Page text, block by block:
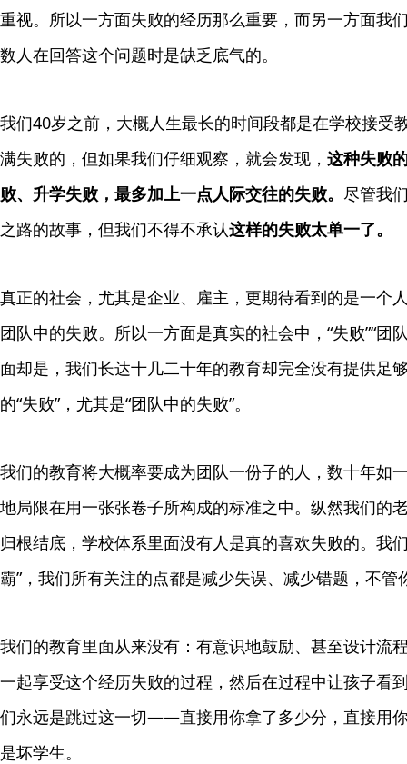
重视。所以一方面失败的经历那么重要，而另一方面我
数人在回答这个问题时是缺乏底气的。
我们40岁之前，大概人生最长的时间段都是在学校接受
满失败的，但如果我们仔细观察，就会发现， 这种失败
败、升学失败，最多加上一点人际交往的失败。 尽管我
之路的故事，但我们不得不承认这样的失败太单一了。
真正的社会，尤其是企业、雇主，更期待看到的是一个
团队中的失败。所以一方面是真实的社会中，“失败”“团
面却是，我们长达十几二十年的教育却完全没有提供足
的“失败”，尤其是“团队中的失败”。
我们的教育将大概率要成为团队一份子的人，数十年如
地局限在用一张张卷子所构成的标准之中。纵然我们的
归根结底，学校体系里面没有人是真的喜欢失败的。我
霸”，我们所有关注的点都是减少失误、减少错题，不
我们的教育里面从来没有：有意识地鼓励、甚至设计流
一起享受这个经历失败的过程，然后在过程中让孩子看
们永远是跳过这一切——直接用你拿了多少分，直接用
是坏学生。